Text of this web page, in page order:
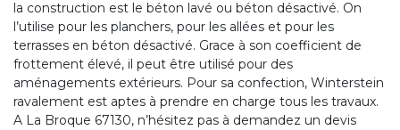
la construction est le béton lavé ou béton désactivé. On
l’utilise pour les planchers, pour les allées et pour les
terrasses en béton désactivé. Grace à son coefficient de
frottement élevé, il peut être utilisé pour des
aménagements extérieurs. Pour sa confection, Winterstein
ravalement est aptes à prendre en charge tous les travaux.
A La Broque 67130, n’hésitez pas à demandez un devis